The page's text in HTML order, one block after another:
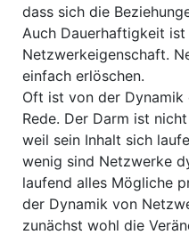
dass sich die
Auch Dauerhaftigkeit
Netzwerkeigenschaft.
einfach erlöschen.
Oft ist von der
Rede. Der Darm ist
weil sein Inhalt sich
wenig sind Netzwerke
laufend alles Mögliche
der Dynamik von
zunächst wohl die